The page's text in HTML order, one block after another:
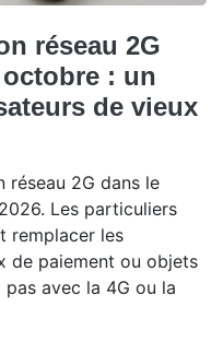
réseau 2G
: un
de vieux
réseau 2G dans le
Les particuliers
remplacer les
de paiement ou objets
avec la 4G ou la